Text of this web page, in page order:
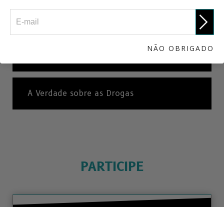
Catastrófica
A Verdade sobre as Drogas
PARTICIPE
NÃO OBRIGADO